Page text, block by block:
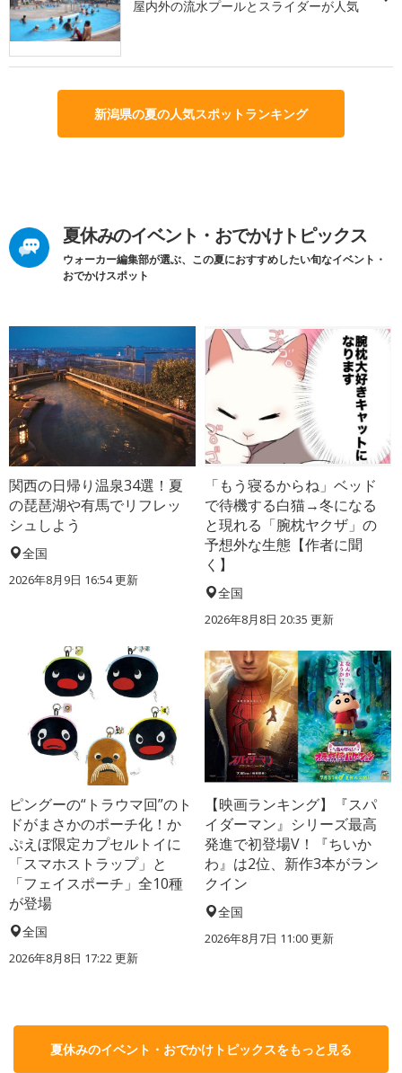
屋内外の流水プールとスライダーが人気
新潟県の夏の人気スポットランキング
夏休みのイベント・おでかけトピックス
ウォーカー編集部が選ぶ、この夏におすすめしたい旬なイベント・
おでかけスポット
関西の日帰り温泉34選！夏
の琵琶湖や有馬でリフレッ
シュしよう
全国
2026年8月9日 16:54更新
「もう寝るからね」ベッド
で待機する白猫→冬になる
と現れる「腕枕ヤクザ」の
予想外な生態【作者に聞
く】
全国
2026年8月8日 20:35 更新
ピングーの“トラウマ回”のト
ドがまさかのポーチ化！か
ぷえぼ限定カプセルトイに
「スマホストラップ」と
「フェイスポーチ」全10種
が登場
全国
2026年8月8日 17:22更新
【映画ランキング】『スパ
イダーマン』シリーズ最高
発進で初登場V！『ちいか
わ』は2位、新作3本がラン
クイン
全国
2026年8月7日 11:00更新
夏休みのイベント・おでかけトピックスをもっと見る